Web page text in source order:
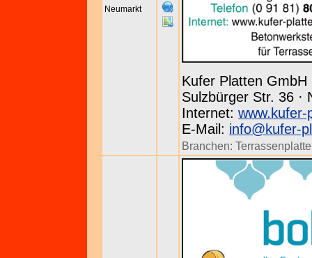
Neumarkt
Kufer Platten GmbH
Sulzbürger Str. 36 ·
Internet: www.kufer-
E-Mail: info@kufer-
Branchen: